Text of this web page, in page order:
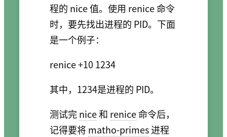
程的 nice 值。使用 renice 命令
时，要先找出进程的 PID。下面
是一个例子：
其中，1234是进程的 PID。
测试完nice和 renice命令后，
记得要将 matho-primes进程